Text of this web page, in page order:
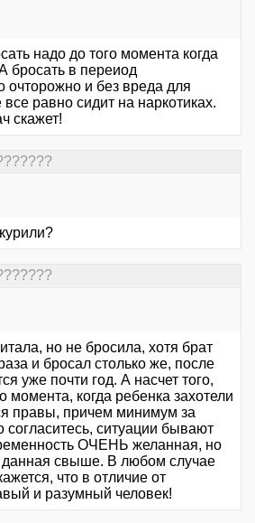
надо до того момента когда
бросать в переиод
очторожно и без вреда для
все равно сидит на наркотиках.
скажет!
но не бросила, хотя брат
и бросал столько же, после
уже почти год. А насчет того,
момента, когда ребенка захотели
правы, причем минимум за
согласитесь, ситуации бывают
ОЧЕНЬ желанная, но
данная свыше. В любом случае
что в отличие от
и разумный человек!